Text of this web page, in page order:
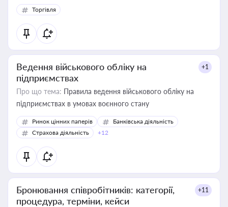
Торгівля
Ведення військового обліку на
підприємствах
+1
Про що тема: Правила ведення військового обліку на
підприємствах в умовах воєнного стану
Ринок цінних паперів
Банківська діяльність
Страхова діяльність
+12
Бронювання співробітників: категорії,
процедура, терміни, кейси
+11